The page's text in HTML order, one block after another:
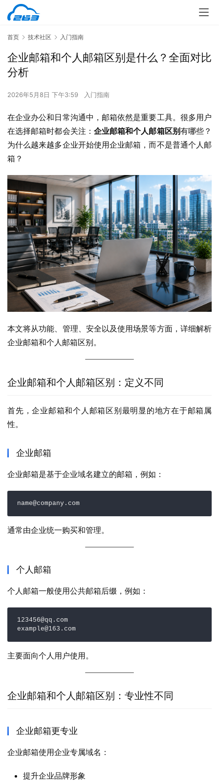
首页 技术社区 入门指南
企业邮箱和个人邮箱区别是什么？全面对比
分析
2026年5月8日 下午3:59 入门指南
在企业办公和日常沟通中，邮箱依然是重要工具。很多用户
在选择邮箱时都会关注： 企业邮箱和个人邮箱区别有哪些？
为什么越来越多企业开始使用企业邮箱，而不是普通个人邮
箱？
本文将从功能、管理、安全以及使用场景等方面，详细解析
企业邮箱和个人邮箱区别。
企业邮箱和个人邮箱区别：定义不同
首先，企业邮箱和个人邮箱区别最明显的地方在于邮箱属
性。
企业邮箱
企业邮箱是基于企业域名建立的邮箱，例如：
name@company.com
通常由企业统一购买和管理。
个人邮箱
个人邮箱一般使用公共邮箱后缀，例如：
123456@qq.com
example@163.com
主要面向个人用户使用。
企业邮箱和个人邮箱区别：专业性不同
企业邮箱更专业
企业邮箱使用企业专属域名：
提升企业品牌形象